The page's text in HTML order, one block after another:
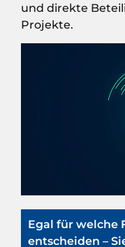
und direkte
Projekte.
Egal für welche
entscheiden –